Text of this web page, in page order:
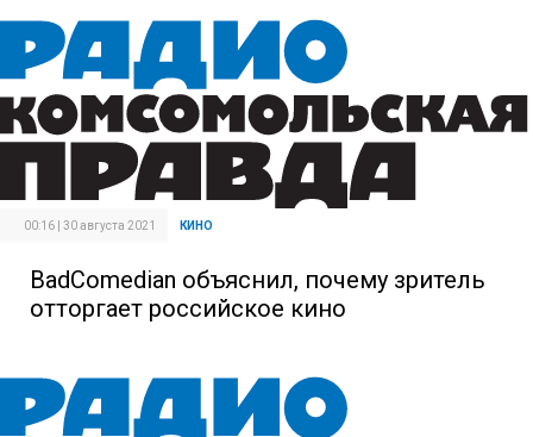
00:16 | 30 августа 2021 КИНО
BadComedian объяснил, почему зритель
отторгает российское кино